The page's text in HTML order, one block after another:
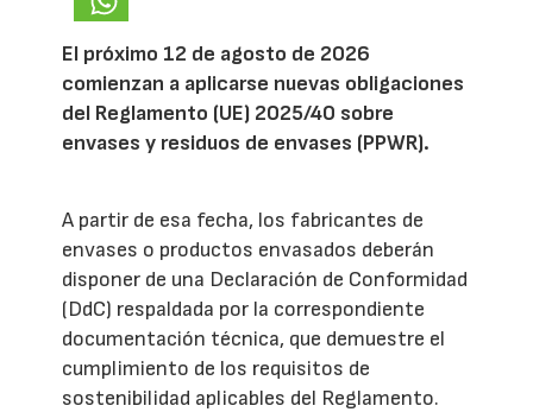
El próximo 12 de agosto de 2026
comienzan a aplicarse nuevas obligaciones
del Reglamento (UE) 2025/40 sobre
envases y residuos de envases (PPWR).
A partir de esa fecha, los fabricantes de
envases o productos envasados deberán
disponer de una Declaración de Conformidad
(DdC) respaldada por la correspondiente
documentación técnica, que demuestre el
cumplimiento de los requisitos de
sostenibilidad aplicables del Reglamento.